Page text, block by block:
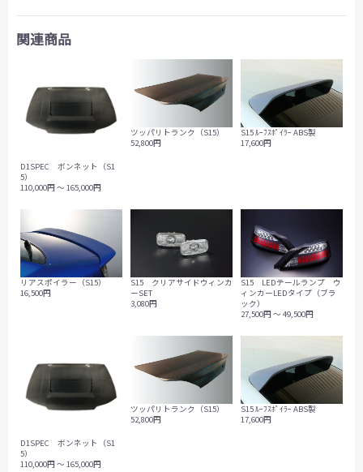
関連商品
D1SPEC ボンネット（S1
5）
110,000円 ～ 165,000円
ツッパリトランク（S15）
52,800円
S15 ﾙｰﾌｽﾎﾟｲﾗｰ ABS製
17,600円
リアスポイラー（S15）
16,500円
S15 クリアサイドウィンカ
ーSET
3,080円
S15 LEDテールランプ ウ
ィンカーLEDタイプ（ブラ
ック）
27,500円 ～ 49,500円
D1SPEC ボンネット（S1
5）
110,000円 ～ 165,000円
ツッパリトランク（S15）
52,800円
S15 ﾙｰﾌｽﾎﾟｲﾗｰ ABS製
17,600円